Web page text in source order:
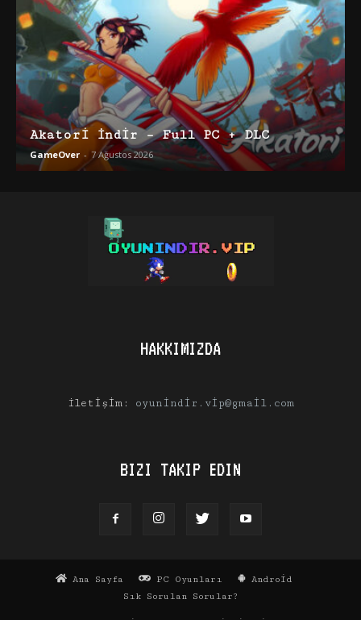
Akatori İndir – Full PC + DLC
GameOver - 7 Ağustos 2026
HAKKIMIZDA
İletişim: oyunindir.vip@gmail.com
BIZI TAKIP EDIN
Ana Sayfa PC Oyunları
Android
Sık Sorulan Sorular?